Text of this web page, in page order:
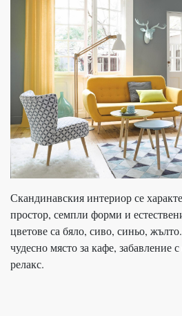
Скандинавския интериор се
простор, семпли форми и
цветове са бяло, сиво, синьо,
чудесно място за кафе, забавление
релакс.